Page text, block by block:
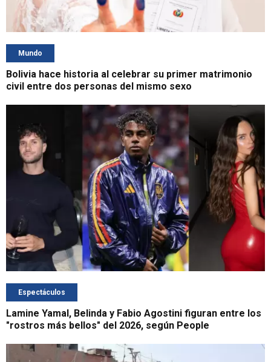
Mundo
Bolivia hace historia al celebrar su primer matrimonio
civil entre dos personas del mismo sexo
Espectáculos
Lamine Yamal, Belinda y Fabio Agostini figuran entre los
"rostros más bellos" del 2026, según People